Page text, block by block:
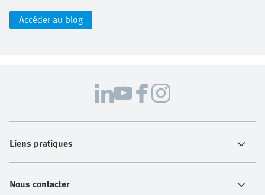
Accéder au blog
Liens pratiques
Nous contacter